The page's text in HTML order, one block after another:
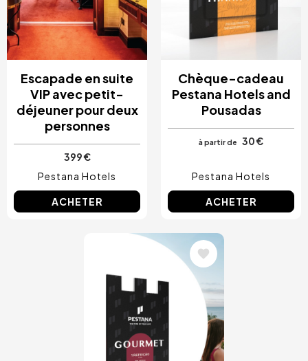
Escapade en suite
VIP avec petit-
déjeuner pour deux
personnes
399 €
Pestana Hotels
ACHETER
Chèque-cadeau
Pestana Hotels and
Pousadas
à partir de 30 €
Pestana Hotels
ACHETER